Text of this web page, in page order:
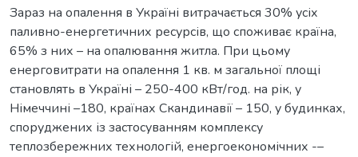
Зараз на опалення в Україні витрачається 30% усіх
паливно-енергетичних ресурсів, що споживає країна,
65% з них – на опалювання житла. При цьому
енерговитрати на опалення 1 кв. м загальної площі
становлять в Україні – 250-400 кВт/год. на рік, у
Німеччині –180, країнах Скандинавії – 150, у будинках,
споруджених із застосуванням комплексу
теплозбережних технологій, енергоекономічних -–